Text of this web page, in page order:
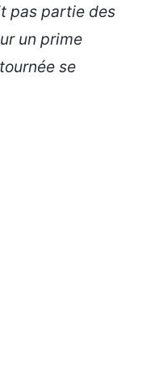
pas partie des
un prime
se